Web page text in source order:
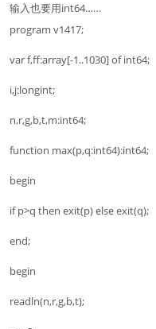
输入也要用int64……
program v1417;
var f,ff:array[-1..1030] of int64;
i,j:longint;
n,r,g,b,t,m:int64;
function max(p,q:int64):int64;
begin
if p>q then exit(p) else exit(q);
end;
begin
readln(n,r,g,b,t);